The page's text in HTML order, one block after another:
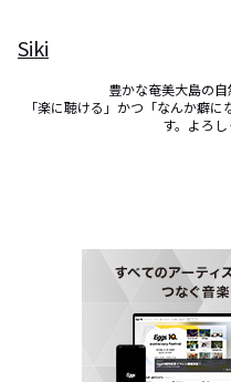
Siki
豊かな奄美大島の自
「楽に聴ける」かつ「なんか癖
す。よろ